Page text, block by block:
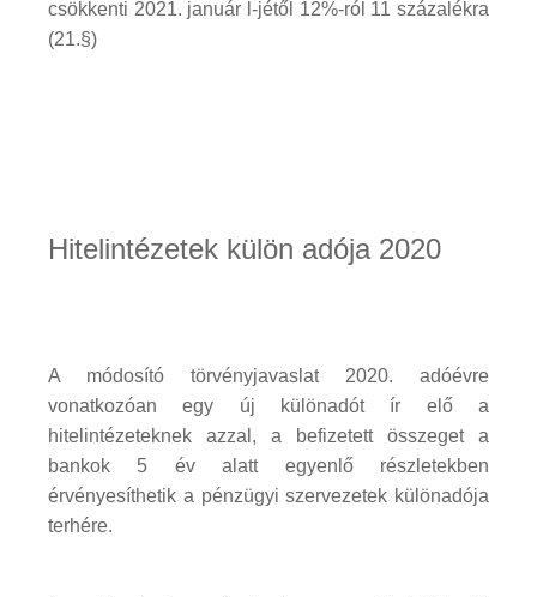
csökkenti 2021. január l-jétől 12%-ról 11 százalékra
(21.§)
Hitelintézetek külön adója 2020
A módosító törvényjavaslat 2020. adóévre
vonatkozóan egy új különadót ír elő a
hitelintézeteknek azzal, a befizetett összeget a
bankok 5 év alatt egyenlő részletekben
érvényesíthetik a pénzügyi szervezetek különadója
terhére.